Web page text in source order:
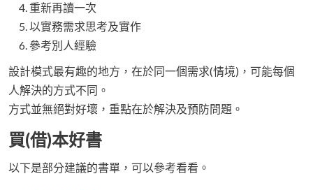
重新再讀一次
以實務需求思考及實作
參考別人經驗
設計模式最有趣的地方，在於同一個需求(情境)，可能每個
人解決的方式不同。
方式並無絕對好壞，重點在於解決及預防問題。
買(借)本好書
以下是部分建議的書單，可以參考看看。